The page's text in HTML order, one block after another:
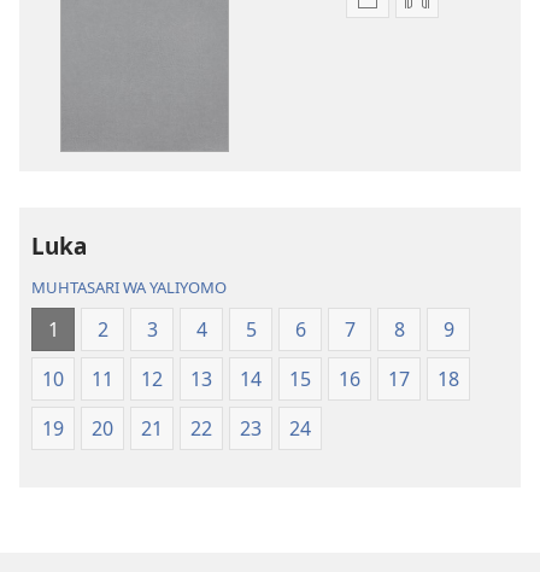
Mbinu
Ulimwengu
Mpya
(Toleo
Mbinu
Ulimwengu
Mpya
(Toleo
Luka
MUHTASARI WA YALIYOMO
1 2 3 4 5 6 7 8
9
10
11 12 13 14 15 16 17
18
19
20 21 22 23 24